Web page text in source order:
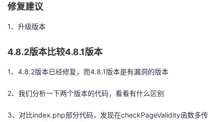
修复建议
1、升级版本
4.8.2版本比较4.8.1版本
1、4.8.2版本已经修复，而4.8.1版本是有漏洞的版本
2、我们分析一下两个版本的代码，看看有什么区别
3、对比index.php部分代码，发现在checkPageValidity函数多传